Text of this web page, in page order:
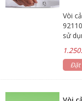
Vòi
sử
Hoặc
từ 4
Đặt